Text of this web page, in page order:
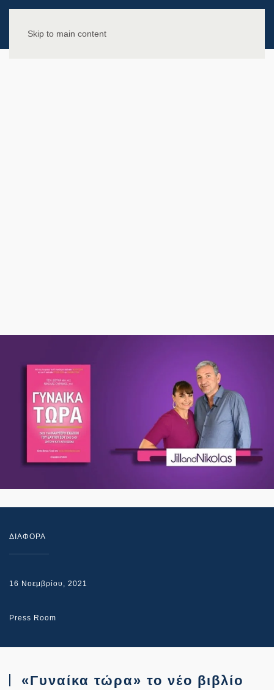
Skip to main content
ΔΙΑΦΟΡΑ
16 Νοεμβρίου, 2021
Press Room
«Γυναίκα τώρα» το νέο βιβλίο